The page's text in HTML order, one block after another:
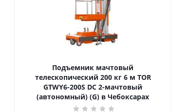
Подъемник мачтовый
телескопический 200 кг 6 м TOR
GTWY6-200S DC 2-мачтовый
(автономный) (G) в Чебоксарах